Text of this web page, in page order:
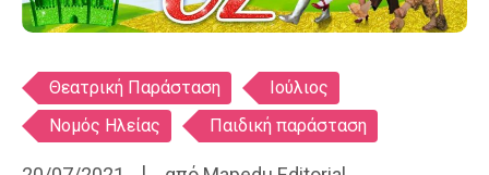
Ετικέτες
Θεατρική Παράσταση
Ιούλιος
Νομός Ηλείας
Παιδική παράσταση